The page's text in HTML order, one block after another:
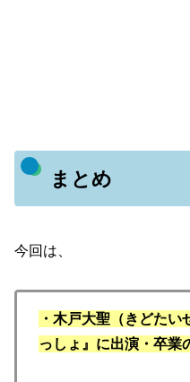
まとめ
今回は、
・木戸大聖（きどた
っしょ』に出演・卒業